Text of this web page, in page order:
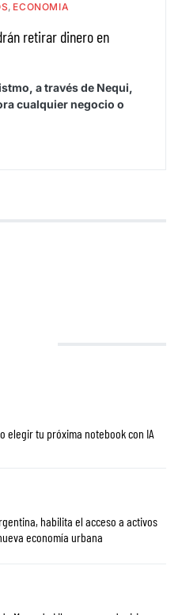
ECONOMIA
retirar dinero en
a través de Nequi,
cualquier negocio o
elegir tu próxima notebook con IA
a activos
economía urbana